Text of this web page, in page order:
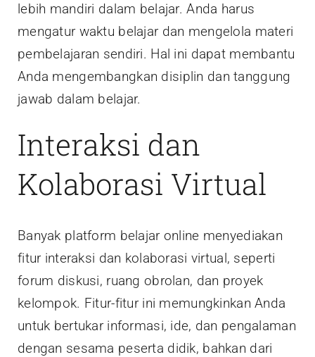
lebih mandiri dalam belajar. Anda harus
mengatur waktu belajar dan mengelola materi
pembelajaran sendiri. Hal ini dapat membantu
Anda mengembangkan disiplin dan tanggung
jawab dalam belajar.
Interaksi dan
Kolaborasi Virtual
Banyak platform belajar online menyediakan
fitur interaksi dan kolaborasi virtual, seperti
forum diskusi, ruang obrolan, dan proyek
kelompok. Fitur-fitur ini memungkinkan Anda
untuk bertukar informasi, ide, dan pengalaman
dengan sesama peserta didik, bahkan dari